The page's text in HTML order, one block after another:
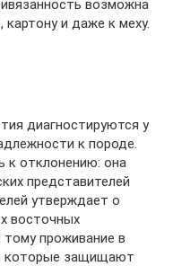
возможна
и даже к меху.
диагностируются у
к породе.
к отклонению: она
представителей
утверждает о
восточных
тому проживание в
которые защищают